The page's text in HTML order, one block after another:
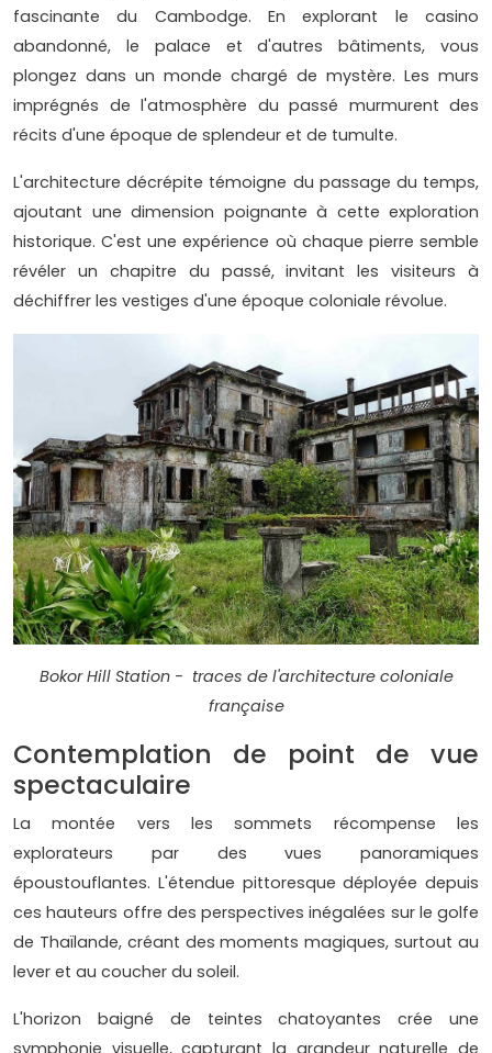
fascinante du Cambodge. En explorant le casino
abandonné, le palace et d'autres bâtiments, vous
plongez dans un monde chargé de mystère. Les murs
imprégnés de l'atmosphère du passé murmurent des
récits d'une époque de splendeur et de tumulte.
L'architecture décrépite témoigne du passage du temps,
ajoutant une dimension poignante à cette exploration
historique. C'est une expérience où chaque pierre semble
révéler un chapitre du passé, invitant les visiteurs à
déchiffrer les vestiges d'une époque coloniale révolue.
Bokor Hill Station - traces de l'architecture coloniale
française
Contemplation de point de vue
spectaculaire
La montée vers les sommets récompense les
explorateurs par des vues panoramiques
époustouflantes. L'étendue pittoresque déployée depuis
ces hauteurs offre des perspectives inégalées sur le golfe
de Thaïlande, créant des moments magiques, surtout au
lever et au coucher du soleil.
L'horizon baigné de teintes chatoyantes crée une
symphonie visuelle, capturant la grandeur naturelle de